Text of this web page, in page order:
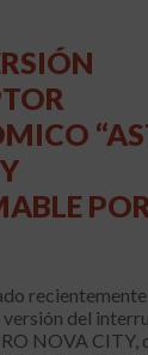
versión del
NOVA CITY,